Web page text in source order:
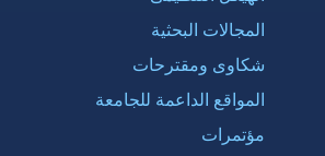
المجالات البحثية
شكاوى ومقترحات
المواقع الداعمة للجامعة
مؤتمرات